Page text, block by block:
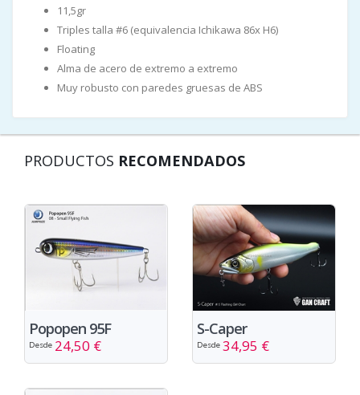
11,5gr
Triples talla #6 (equivalencia Ichikawa 86x H6)
Floating
Alma de acero de extremo a extremo
Muy robusto con paredes gruesas de ABS
PRODUCTOS RECOMENDADOS
Popopen 95F
Desde 24,50 €
S-Caper
Desde 34,95 €